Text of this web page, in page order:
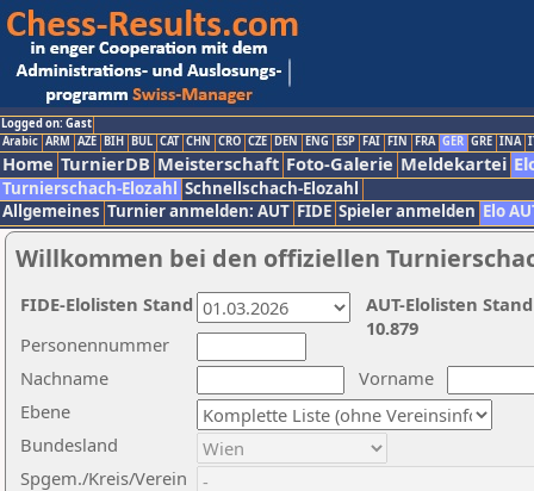
Logged on: Gast
Arabic ARM AZE BIH BUL CAT CHN CRO CZE DEN ENG ESP FAI FIN FRA GER GRE INA
Home TurnierDB Meisterschaft Foto-Galerie Meldekartei
Turnierschach-Elozahl Schnellschach-Elozahl
Allgemeines Turnier anmelden: AUT FIDE Spieler anmelden Elo
Willkommen bei den offiziellen
Nachname
Vorname
Ebene
Personennummer
Bundesland
Spgem./Kreis/Verein
AUT-Elolisten
10.879
FIDE-Elolisten Stand